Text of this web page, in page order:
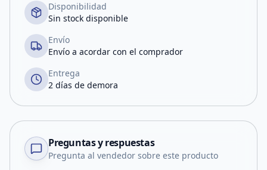
Disponibilidad
Sin stock disponible
Envío
Envío a acordar con el comprador
Entrega
2 días de demora
Preguntas y respuestas
Pregunta al vendedor sobre este producto